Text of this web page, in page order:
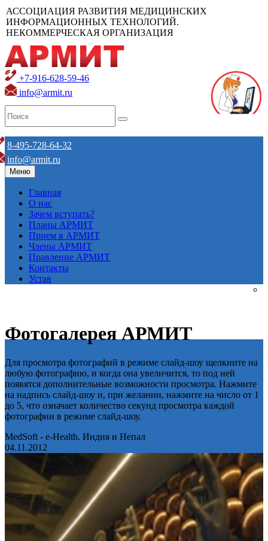
АССОЦИАЦИЯ РАЗВИТИЯ МЕДИЦИНСКИХ
ИНФОРМАЦИОННЫХ ТЕХНОЛОГИЙ.
НЕКОММЕРЧЕСКАЯ ОРГАНИЗАЦИЯ
+7-916-628-59-46
info@armit.ru
8-495-728-64-32
info@armit.ru
Меню
Главная
О нас
Зачем вступать?
Планы АРМИТ
Прием в АРМИТ
Члены АРМИТ
Правление АРМИТ
Контакты
Устав
Фотогалерея АРМИТ
Для просмотра фотографий в режиме слайд-шоу щелкните на
любую фотографию, и когда она увеличится, то под ней
появятся дополнительные возможности просмотра. Нажмите
на надпись слайд-шоу и, при желании, нажмите на число от 1
до 5, что означает количество секунд просмотра каждой
фотографии в режиме слайд-шоу.
MedSoft - e-Health. Индия и Непал
04.11.2012